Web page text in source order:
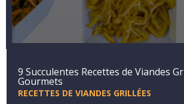
9 Succulentes Recettes de Viandes
Gourmets
RECETTES DE VIANDES GRILLÉES